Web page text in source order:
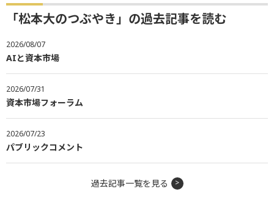
「松本大のつぶやき」の過去記事を読む
2026/08/07
AIと資本市場
2026/07/31
資本市場フォーラム
2026/07/23
パブリックコメント
過去記事一覧を見る